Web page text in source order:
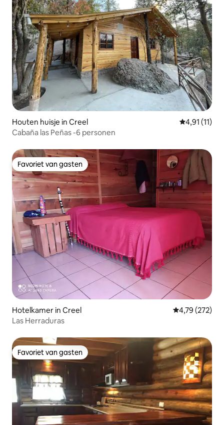
Houten huisje in Creel Gemiddelde
4,91 (11)
Cabaña las Peñas -6 personen
Favoriet van gasten
Favoriet van gasten
Hotelkamer in Creel Gemiddelde
4,79 (272)
Las Herraduras
Favoriet van gasten
Favoriet van gasten